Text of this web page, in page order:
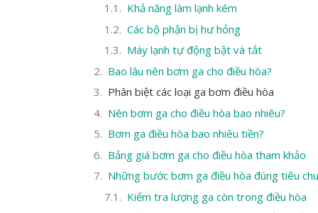
Khả năng làm lạnh kém
Các bộ phận bị hư hỏng
Máy lạnh tự động bật và tắt
Bao lâu nên bơm ga cho điều hòa?
Phân biệt các loại ga bơm điều hòa
Nên bơm ga cho điều hòa bao nhiêu?
Bơm ga điều hòa bao nhiêu tiền?
Bảng giá bơm ga cho điều hòa tham khảo
Những bước bơm ga điều hòa đúng tiêu
Kiểm tra lượng ga còn trong điều hòa